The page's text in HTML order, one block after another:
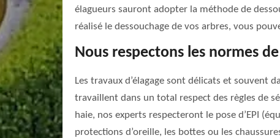
élagueurs sauront adopter la méthode de
réalisé le dessouchage de vos arbres, vous
Nous respectons les normes
Les travaux d’élagage sont délicats et souvent
travaillent dans un total respect des règles de
haie, nos experts respecteront le pose d’EPI
protections d’oreille, les bottes ou les